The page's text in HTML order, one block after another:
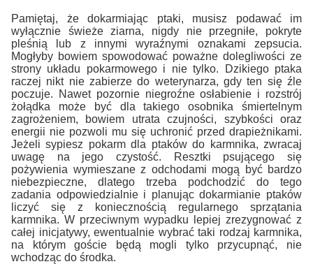
Pamiętaj, że dokarmiając ptaki, musisz podawać im
wyłącznie świeże ziarna, nigdy nie przegniłe, pokryte
pleśnią lub z innymi wyraźnymi oznakami zepsucia.
Mogłyby bowiem spowodować poważne dolegliwości ze
strony układu pokarmowego i nie tylko. Dzikiego ptaka
raczej nikt nie zabierze do weterynarza, gdy ten się źle
poczuje. Nawet pozornie niegroźne osłabienie i rozstrój
żołądka może być dla takiego osobnika śmiertelnym
zagrożeniem, bowiem utrata czujności, szybkości oraz
energii nie pozwoli mu się uchronić przed drapieżnikami.
Jeżeli sypiesz pokarm dla ptaków do karmnika, zwracaj
uwagę na jego czystość. Resztki psującego się
pożywienia wymieszane z odchodami mogą być bardzo
niebezpieczne, dlatego trzeba podchodzić do tego
zadania odpowiedzialnie i planując dokarmianie ptaków
liczyć się z koniecznością regularnego sprzątania
karmnika. W przeciwnym wypadku lepiej zrezygnować z
całej inicjatywy, ewentualnie wybrać taki rodzaj karmnika,
na którym goście będą mogli tylko przycupnąć, nie
wchodząc do środka.